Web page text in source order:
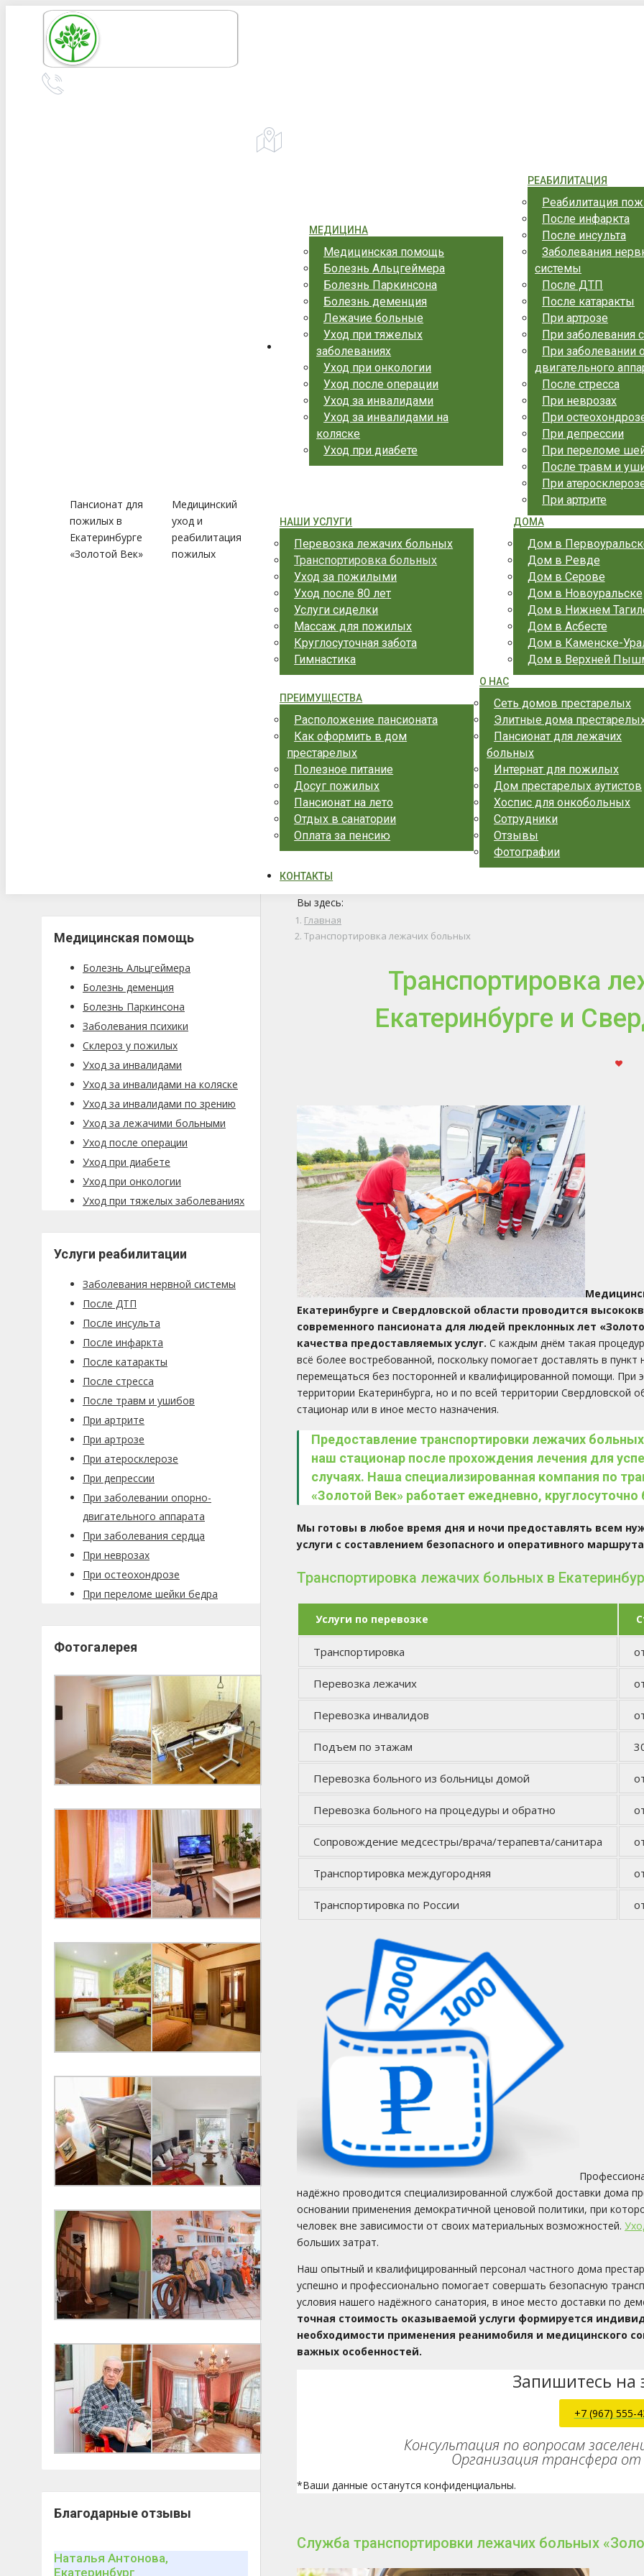
Перейти
содержанию
Пансионат для
пожилых в
Екатеринбурге
«Золотой Век»
Медицинский
уход и
реабилитация
пожилых
МЕДИЦИНА
Медицинская помощь
Болезнь Альцгеймера
Болезнь Паркинсона
Болезнь деменция
Лежачие больные
Уход при тяжелых
заболеваниях
Уход при онкологии
Уход после операции
Уход за инвалидами
Уход за инвалидами на
коляске
Уход при диабете
РЕАБИЛИТАЦИЯ
Реабилитация
После инфаркта
После инсульта
Заболевания
системы
После ДТП
После катаракты
При артрозе
При заболевания
При заболевании
двигательного
После стресса
При неврозах
При
При депрессии
При переломе
После травм и
При
При артрите
НАШИ УСЛУГИ
Перевозка лежачих больных
Транспортировка больных
Уход за пожилыми
Уход после 80 лет
Услуги сиделки
Массаж для пожилых
Круглосуточная забота
Гимнастика
ДОМА
Дом в
Дом в Ревде
Дом в Серове
Дом в Новоуральске
Дом в Нижнем
Дом в Асбесте
Дом в Каменске-
Дом в Верхней
ПРЕИМУЩЕСТВА
Расположение пансионата
Как оформить в дом
престарелых
Полезное питание
Досуг пожилых
Пансионат на лето
Отдых в санатории
Оплата за пенсию
О НАС
Сеть домов престарелых
Элитные дома
Пансионат для лежачих
больных
Интернат для пожилых
Дом престарелых аутистов
Хоспис для онкобольных
Сотрудники
Отзывы
Фотографии
КОНТАКТЫ
Вы здесь:
Главная
Транспортировка лежачих больных
Транспортировка
Екатеринбурге и
Екатеринбурге и Свердловской области проводится
современного пансионата для людей преклонных лет
качества предоставляемых услуг. С каждым днём такая
всё более востребованной, поскольку помогает доставлять в
перемещаться без посторонней и квалифицированной помощи.
территории Екатеринбурга, но и по всей территории Свердловской
стационар или в иное место назначения.
Предоставление транспортировки лежачих
наш стационар после прохождения лечения для
случаях. Наша специализированная компания по
«Золотой Век» работает ежедневно,
Мы готовы в любое время дня и ночи предоставлять всем
услуги с составлением безопасного и оперативного
Транспортировка лежачих больных в
Услуги по перевозке
Транспортировка
Перевозка лежачих
Перевозка инвалидов
Подъем по этажам
Перевозка больного из больницы домой
Перевозка больного на процедуры и обратно
Сопровождение медсестры/врача/терапевта/санитара
Транспортировка междугородняя
Транспортировка по России
надёжно проводится специализированной службой доставки дома
основании применения демократичной ценовой политики, при
человек вне зависимости от своих материальных возможностей.
больших затрат.
Наш опытный и квалифицированный персонал частного дома
успешно и профессионально помогает совершать безопасную
условия нашего надёжного санатория, в иное место доставки по
точная стоимость оказываемой услуги формируется
необходимости применения реанимобиля и медицинского
важных особенностей.
Запишитесь на
+7 (967) 555-
Консультация по вопросам
Организация трансфера
*Ваши данные останутся конфиденциальны.
Служба транспортировки лежачих больных
Медицинская помощь
Болезнь Альцгеймера
Болезнь деменция
Болезнь Паркинсона
Заболевания психики
Склероз у пожилых
Уход за инвалидами
Уход за инвалидами на коляске
Уход за инвалидами по зрению
Уход за лежачими больными
Уход после операции
Уход при диабете
Уход при онкологии
Уход при тяжелых заболеваниях
Услуги реабилитации
Заболевания нервной системы
После ДТП
После инсульта
После инфаркта
После катаракты
После стресса
После травм и ушибов
При артрите
При артрозе
При атеросклерозе
При депрессии
При заболевании опорно-
двигательного аппарата
При заболевания сердца
При неврозах
При остеохондрозе
При переломе шейки бедра
Фотогалерея
Благодарные отзывы
Наталья Антонова,
Екатеринбург